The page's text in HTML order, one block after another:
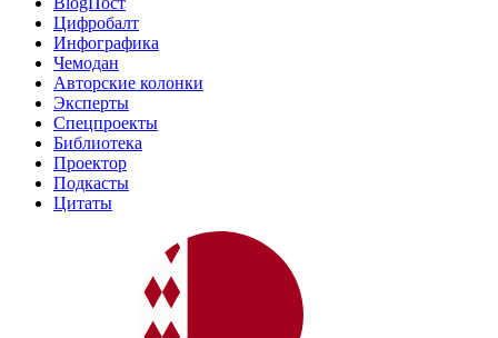
Цифробалт
Инфографика
Чемодан
Авторские колонки
Эксперты
Спецпроекты
Библиотека
Проектор
Подкасты
Цитаты